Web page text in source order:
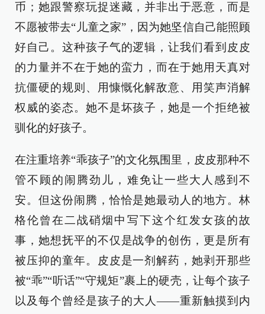
币；她跟警察玩捉迷藏，并非出于恶意，而是
不愿被带去“儿童之家”，因为她坚信自己能照顾
好自己。这种孩子气的逻辑，让我们看到皮皮
的力量并不在于她的蛮力，而在于她用天真对
抗僵硬的规则、用慷慨化解敌意、用笑声消解
权威的姿态。她不是坏孩子，她是一个拒绝被
驯化的好孩子。
在注重培养“乖孩子”的文化氛围里，皮皮那种不
管不顾的闹腾劲儿，难免让一些大人感到不
安。但这份闹腾，恰恰是她最动人的地方。林
格伦曾在二战硝烟中写下这个红发女孩的故
事，她想抚平的不仅是战争的创伤，更是所有
被压抑的童年。皮皮是一剂解药，她剥开那些
被“乖”“听话”“守规矩”裹上的硬壳，让每个孩子
以及每个曾经是孩子的大人——重新触摸到内